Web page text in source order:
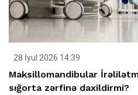
28 İyul 2026 14:39
Maksillomandibular
sığorta zərfinə daxildirmi?